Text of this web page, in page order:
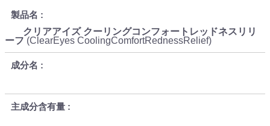
製品名
クリアアイズ クーリングコンフォートレッドネスリリ
ーフ (ClearEyes CoolingComfortRednessRelief)
成分名
主成分含有量